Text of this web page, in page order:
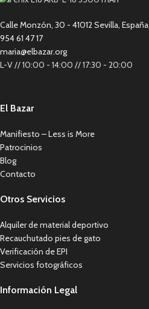
Calle Monzón, 30 - 41012 Sevilla, España
954 61 47 17
maria@elbazar.org
L-V // 10:00 - 14:00 // 17:30 - 20:00
El Bazar
Manifiesto – Less is More
Patrocinios
Blog
Contacto
Otros Servicios
Alquiler de material deportivo
Recauchutado pies de gato
Verificación de EPI
Servicios fotográficos
Información Legal